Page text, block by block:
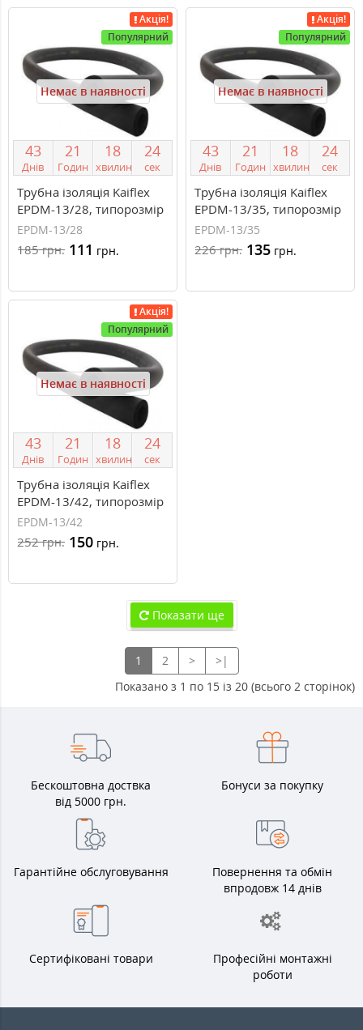
Акція!
Популярний
Немає в наявності
43
Днів
21
Годин
18
хвилин
23
сек
Трубна ізоляція Kaiflex
EPDM-13/28, типорозмір
13/28 мм
EPDM-13/28
185грн. 111 грн.
Акція!
Популярний
Немає в наявності
43
Днів
21
Годин
18
хвилин
23
сек
Трубна ізоляція Kaiflex
EPDM-13/35, типорозмір
13/35 мм
EPDM-13/35
226грн. 135 грн.
Акція!
Популярний
Немає в наявності
43
Днів
21
Годин
18
хвилин
23
сек
Трубна ізоляція Kaiflex
EPDM-13/42, типорозмір
13/42 мм
EPDM-13/42
252грн. 150 грн.
Показати ще
1 2 >
>|
Показано з 1 по 15 із 20 (всього 2 сторінок)
Бескоштовна доствка
від 5000 грн.
Бонуси за покупку
Гарантійне обслуговування
Повернення та обмін
впродовж 14 днів
Сертифіковані товари
Професійні монтажні
роботи